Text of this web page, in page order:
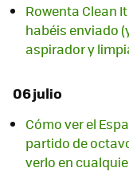
Rowenta Clean
habéis enviado
aspirador y
06 julio
Cómo ver el
partido de
verlo en